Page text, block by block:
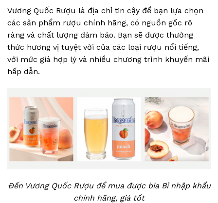
Vương Quốc Rượu là địa chỉ tin cậy để bạn lựa chọn
các sản phẩm rượu chính hãng, có nguồn gốc rõ
ràng và chất lượng đảm bảo. Bạn sẽ được thưởng
thức hương vị tuyệt vời của các loại rượu nổi tiếng,
với mức giá hợp lý và nhiều chương trình khuyến mãi
hấp dẫn.
Đến Vương Quốc Rượu để mua được bia Bỉ nhập khẩu
chính hãng, giá tốt